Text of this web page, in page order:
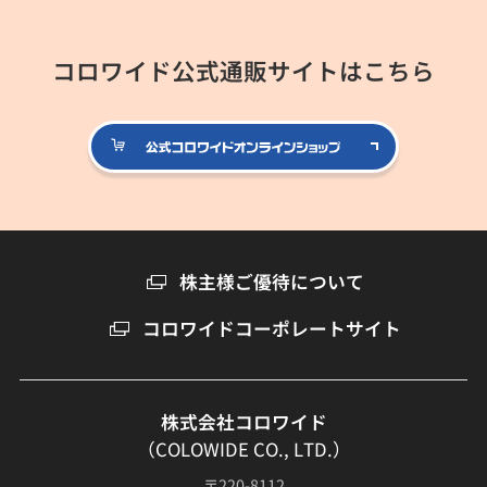
コロワイド公式通販サイトはこちら
公式コロ
株主様ご優待について
コロワイドコーポレートサイト
株式会社コロワイド
（COLOWIDE CO., LTD.）